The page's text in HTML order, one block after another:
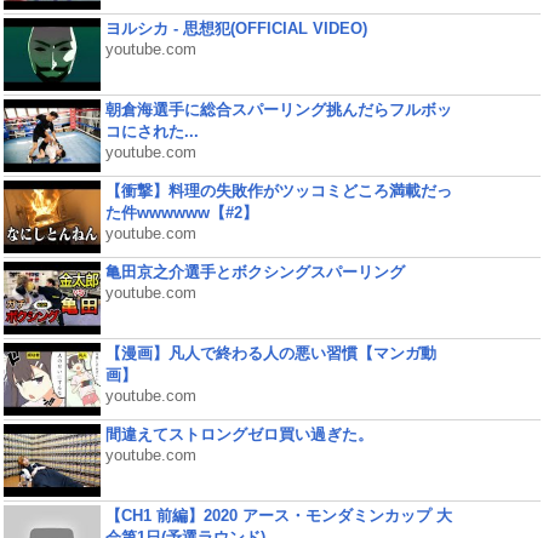
ヨルシカ - 思想犯(OFFICIAL VIDEO)
youtube.com
朝倉海選手に総合スパーリング挑んだらフルボッ
コにされた...
youtube.com
【衝撃】料理の失敗作がツッコミどころ満載だっ
た件wwwwww【#2】
youtube.com
亀田京之介選手とボクシングスパーリング
youtube.com
【漫画】凡人で終わる人の悪い習慣【マンガ動
画】
youtube.com
間違えてストロングゼロ買い過ぎた。
youtube.com
【CH1 前編】2020 アース・モンダミンカップ 大